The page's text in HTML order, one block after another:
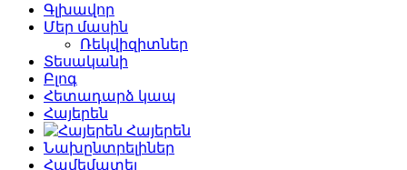
Գլխավոր
Մեր մասին
Ռեկվիզիտներ
Տեսականի
Բլոգ
Հետադարձ կապ
Հայերեն
Հայերեն
Նախընտրելիներ
Համեմատել